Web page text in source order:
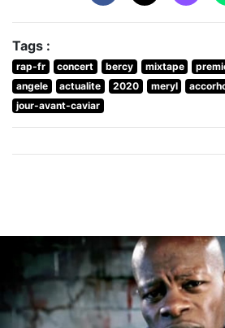
Tags :
rap-fr concert bercy mixtape
angele
actualite 2020 meryl
jour-avant-caviar